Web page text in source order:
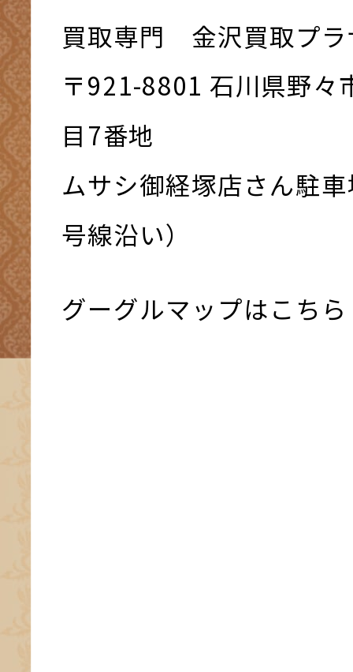
買取専門 金沢買取プラ
〒921-8801 ⽯川県野々
⽬7番地
ムサシ御経塚店さん駐
号線沿い）
グーグルマップはこちら